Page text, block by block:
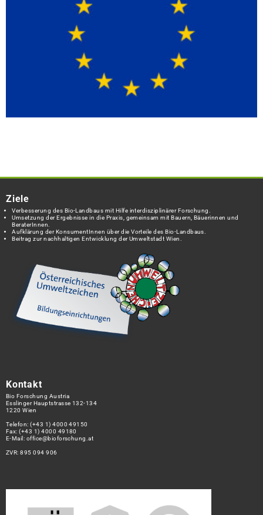
Ziele
Verbesserung des Bio-Landbaus mit Hilfe interdisziplinärer Forschung.
Umsetzung der Ergebnisse in die Praxis, gemeinsam mit Bauern, Bäuerinnen und
BeraterInnen.
Aufklärung der KonsumentInnen über die Vorteile des Bio-Landbaus.
Beitrag zur nachhaltigen Entwicklung der Umweltstadt Wien.
Kontakt
Bio Forschung Austria
Esslinger Hauptstrasse 132-134
1220 Wien
Telefon:(+43 1) 4000 49150
Fax: (+43 1) 4000 49180
E-Mail: office@bioforschung.at
ZVR: 895 094 906